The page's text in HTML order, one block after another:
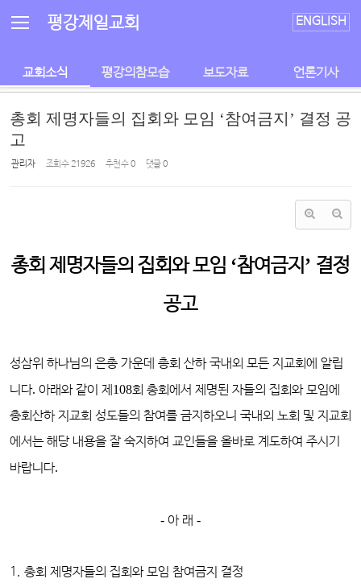
평강제일교회 ENGLISH
교회소식 평강의참모습 보도자료 언론기사
총회 제명자들의 집회와 모임 ‘참여금지’ 결정 공
고
관리자 조회 수21926 추천 수0 댓글0
총회 제명자들의 집회와 모임 ‘참여금지 ’ 결정
공고
성삼위 하나님의 은총 가운데 총회 산하 국내외 모든 지교회에 알립
니다. 아래와 같이 제 108회 총회에서 제명된 자들의 집회와 모임에
총회산하 지교회 성도들의 참여를 금지하오니 국내외 노회 및 지교회
에서는 해당 내용을 잘 숙지하여 교인들을 올바로 계도하여 주시기
바랍니다.
- 아 래 -
1. 총회 제명자들의 집회와 모임 참여금지 결정